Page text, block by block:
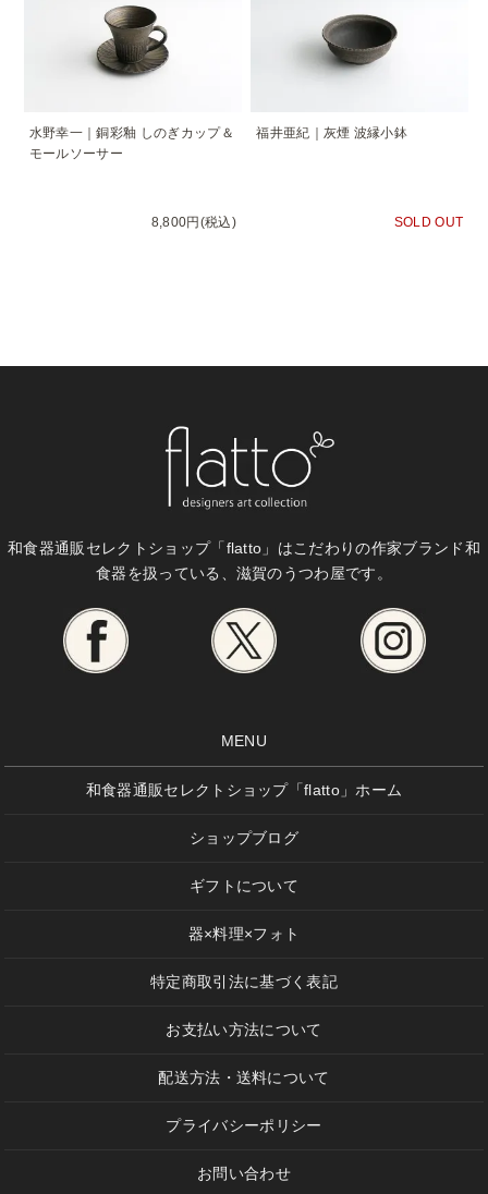
水野幸一｜銅彩釉 しのぎカップ＆
モールソーサー
8,800円(税込)
福井亜紀｜灰煙 波縁小鉢
SOLD OUT
和食器通販セレクトショップ「flatto」はこだわりの作家ブランド和
食器を扱っている、滋賀のうつわ屋です。
MENU
和食器通販セレクトショップ「flatto」ホーム
ショップブログ
ギフトについて
器×料理×フォト
特定商取引法に基づく表記
お支払い方法について
配送方法・送料について
プライバシーポリシー
お問い合わせ